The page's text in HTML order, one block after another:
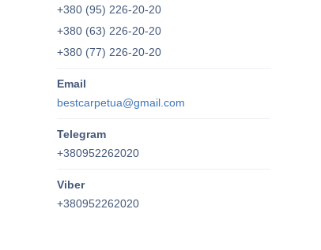
+380 (95) 226-20-20
+380 (63) 226-20-20
+380 (77) 226-20-20
bestcarpetua@gmail.com
+380952262020
+380952262020